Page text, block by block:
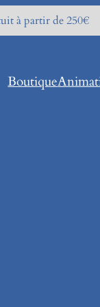
à partir de 250€
Boutique